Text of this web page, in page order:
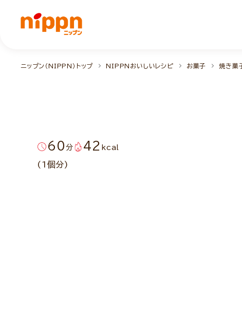
ニップン（NIPPN）トップ NIPPNおいしいレシピ お菓子 焼き菓
60 分 42 kcal
(1個分)